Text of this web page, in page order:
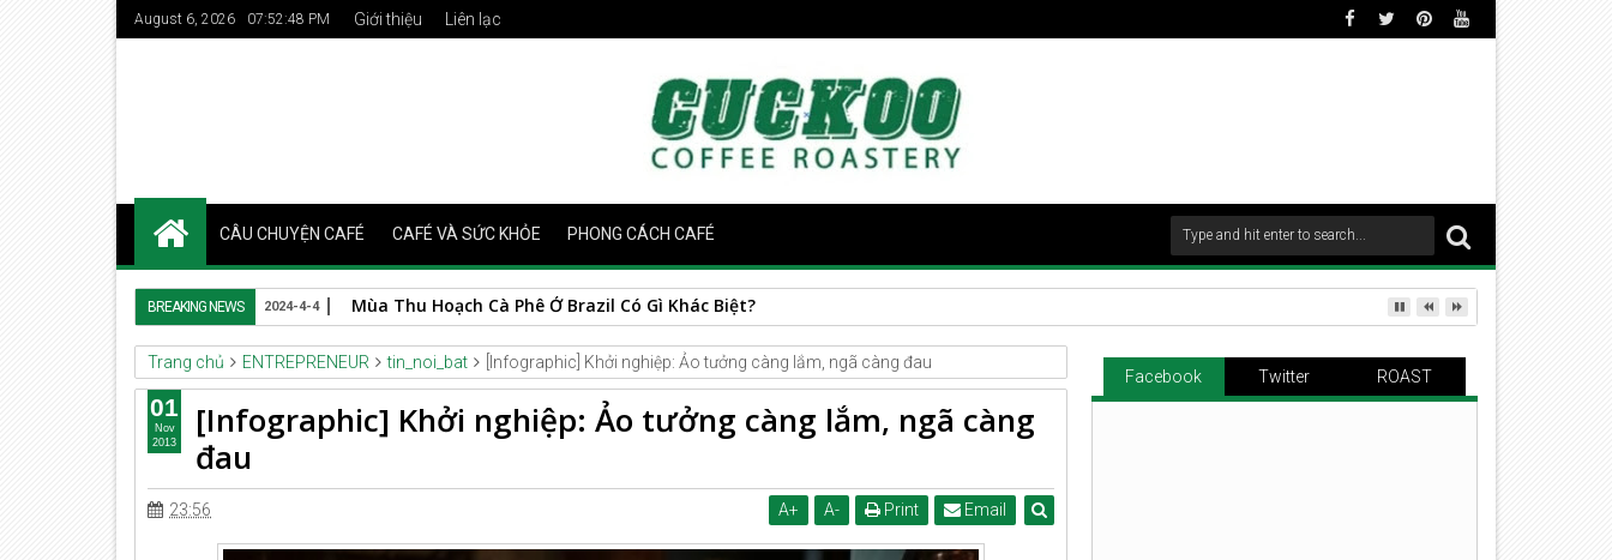
August 6, 2026 07:52:50 PM Giới thiệu Liên lạc
CÂU CHUYỆN CAFÉ CAFÉ VÀ SỨC KHỎE PHONG CÁCH CAFÉ
BREAKING NEWS Spanish Roast
2024-3-24
Trang chủ ENTREPRENEUR tin_noi_bat [Infographic] Khởi nghiệp: Ảo tưởng càng lắm, ngã càng đau
[Infographic] Khởi nghiệp: Ảo tưởng càng lắm, ngã càng
đau
23:56 A+ A- Print Email
01
Nov
2013
Facebook Twitter ROAST